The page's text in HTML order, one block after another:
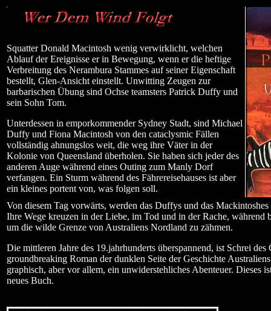
Squatter Donald Macintosh wenig verwirklicht, welchen
Ablauf der Ereignisse er in Bewegung, wenn er die heftige
Verbreitung des Nerambura Stammes auf seiner Eigenschaft
bestellt, Glen-Ansicht einstellt. Unwitting Zeugen zur
barbarischen Übung sind Ochse teamsters Patrick Duffy und
sein Sohn Tom.
Unterdessen in emporkommender Sydney Stadt, sind Michael
Duffy und Fiona Macintosh von den cataclysmic Fällen
vollständig ahnungslos weit, die weg ihre Väter in der
Kolonie von Queensland überholen. Sie haben sich jeder des
anderen Auge während eines Outing zum Manly Dorf
verfangen. Ein Sturm während des Fährereisehauses ist aber
ein kleines portent von, was folgen soll.
Von diesem Tag vorwärts, werden das Duffys und das
Ihre Wege kreuzen in der Liebe, im Tod und in der Rache, während
um die wilde Grenze von Australiens Nordland zu zähmen.
Die mittleren Jahre des 19.jahrhunderts überspannend, ist Schrei des
groundbreaking Roman der dunklen Seite der Geschichte
graphisch, aber vor allem, ein unwiderstehliches Abenteuer. Dieses
neues Buch.